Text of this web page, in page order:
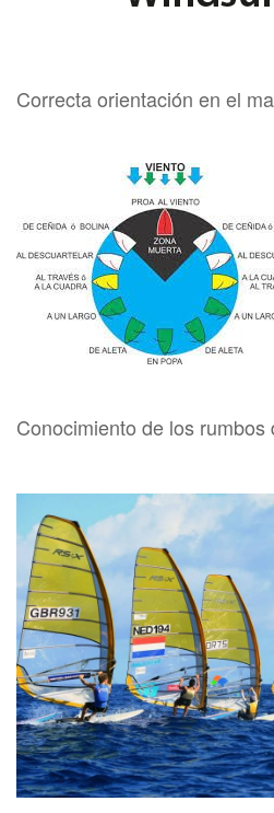
Correcta orientación en el
Conocimiento de los rumbos